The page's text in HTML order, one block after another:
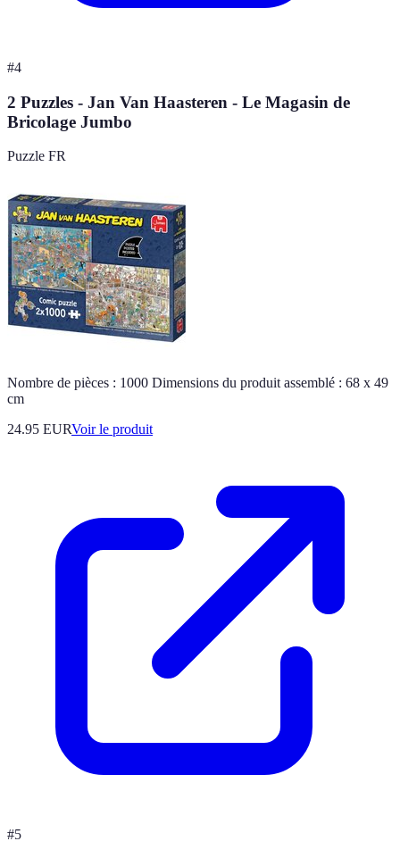
#4
2 Puzzles - Jan Van Haasteren - Le Magasin de
Bricolage Jumbo
Puzzle FR
Nombre de pièces : 1000 Dimensions du produit assemblé : 68 x 49
cm
24.95 EURVoir le produit
#5